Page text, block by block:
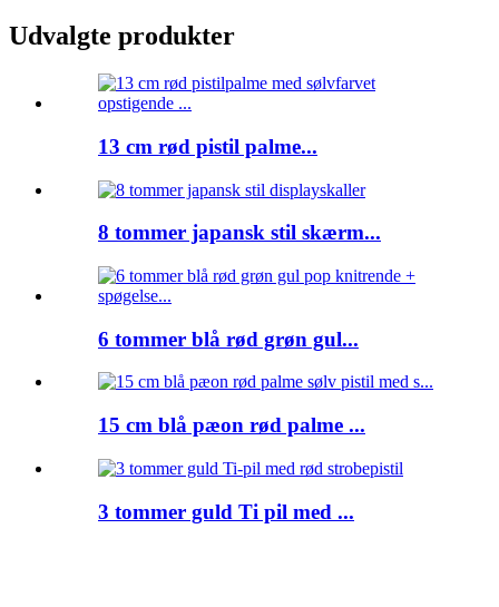
Udvalgte produkter
13 cm rød pistil palme...
8 tommer japansk stil skærm...
6 tommer blå rød grøn gul...
15 cm blå pæon rød palme ...
3 tommer guld Ti pil med ...